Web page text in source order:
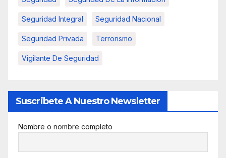
Seguridad Integral Seguridad Nacional
Seguridad Privada Terrorismo
Vigilante De Seguridad
Suscribete A Nuestro Newsletter
Nombre o nombre completo